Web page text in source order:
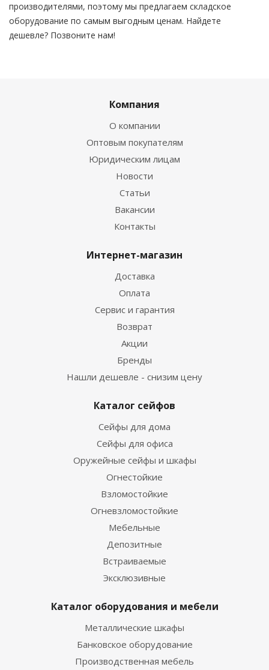
производителями, поэтому мы предлагаем складское
оборудование по самым выгодным ценам. Найдете
дешевле? Позвоните нам!
Компания
О компании
Оптовым покупателям
Юридическим лицам
Новости
Статьи
Вакансии
Контакты
Интернет-магазин
Доставка
Оплата
Сервис и гарантия
Возврат
Акции
Бренды
Нашли дешевле - снизим цену
Каталог сейфов
Сейфы для дома
Сейфы для офиса
Оружейные сейфы и шкафы
Огнестойкие
Взломостойкие
Огневзломостойкие
Мебельные
Депозитные
Встраиваемые
Эксклюзивные
Каталог оборудования и мебели
Металлические шкафы
Банковское оборудование
Производственная мебель